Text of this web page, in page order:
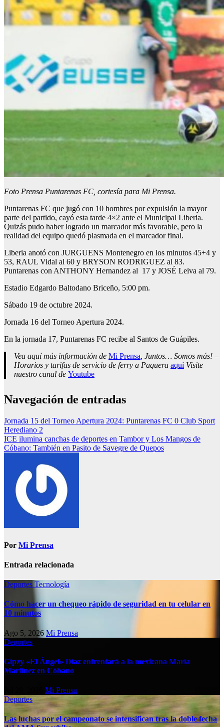
Foto Prensa Puntarenas FC, cortesía para Mi Prensa.
Puntarenas FC que jugó con 10 hombres por expulsión la mayor
parte del partido, cayó esta tarde 4×2 ante el Municipal Liberia.
Quizás pudo haber logrado un marcador más favorable, pero la
realidad del equipo quedó plasmada en el marcador final.
Liberia anotó con JURGUENS Montenegro en los minutos 45+4 y
53, RAUL Vidal al 60 y BRYSON RODRIGUEZ al 83.
Puntarenas con ANTHONY Hernandez al 17 y JOSÉ Leiva al 79.
Estadio Edgardo Baltodano Briceño, 5:00 pm.
Sábado 19 de octubre 2024.
Jornada 16 del Torneo Apertura 2024.
En la jornada 17, Puntarenas FC recibe al Santos de Guápiles.
Vea aquí más información de Mi Prensa, Juntos… Somos más! –
Horarios y tarifas de servicio de ferry a Paquera aquíVisite
nuestro canal de Youtube
Navegación de entradas
Jornada 15 del Torneo Apertura 2024: Puntarenas FC 0 Club Sport
Herediano 2
ICE ilumina canchas de deportes en Tambor y Los Mangos de
Cóbano: También en Pasito de Savegre de Quepos
Por Mi Prensa
Entrada relacionada
Deportes Tecnología
Cómo hacer un chequeo rápido de seguridad en tu celular en
10 minutos
Ago 5, 2026 Mi Prensa
Deportes
Gipzy «El Ángel» Díaz enfrentará a la mexicana María
Martínez en Cóbano
Mi Prensa
Deportes
Las luchas por el campeonato se intensifican tras la doble fecha